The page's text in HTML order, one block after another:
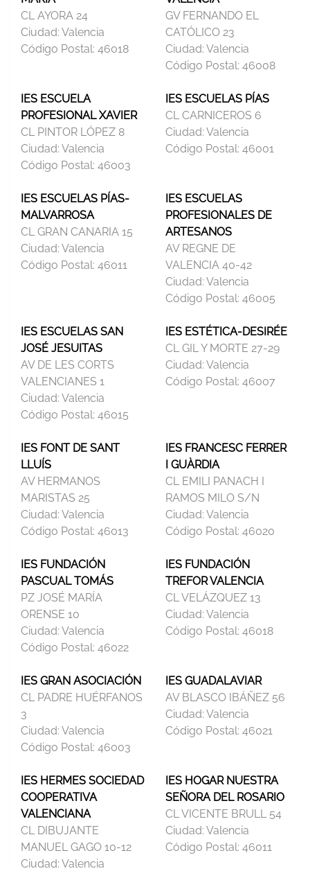
CL AYORA 24
Ciudad: Valencia
Código Postal: 46018
GV FERNANDO EL
CATÓLICO 23
Ciudad: Valencia
Código Postal: 46008
IES ESCUELA
PROFESIONAL XAVIER
CL PINTOR LÓPEZ 8
Ciudad: Valencia
Código Postal: 46003
IES ESCUELAS PÍAS
CL CARNICEROS 6
Ciudad: Valencia
Código Postal: 46001
IES ESCUELAS PÍAS-
MALVARROSA
CL GRAN CANARIA 15
Ciudad: Valencia
Código Postal: 46011
IES ESCUELAS
PROFESIONALES DE
ARTESANOS
AV REGNE DE
VALENCIA 40-42
Ciudad: Valencia
Código Postal: 46005
IES ESCUELAS SAN
JOSÉ JESUITAS
AV DE LES CORTS
VALENCIANES 1
Ciudad: Valencia
Código Postal: 46015
IES ESTÉTICA-DESIRÉE
CL GIL Y MORTE 27-29
Ciudad: Valencia
Código Postal: 46007
IES FONT DE SANT
LLUÍS
AV HERMANOS
MARISTAS 25
Ciudad: Valencia
Código Postal: 46013
IES FRANCESC FERRER
I GUÀRDIA
CL EMILI PANACH I
RAMOS MILO S/N
Ciudad: Valencia
Código Postal: 46020
IES FUNDACIÓN
PASCUAL TOMÁS
PZ JOSÉ MARÍA
ORENSE 10
Ciudad: Valencia
Código Postal: 46022
IES FUNDACIÓN
TREFOR VALENCIA
CL VELÁZQUEZ 13
Ciudad: Valencia
Código Postal: 46018
IES GRAN ASOCIACIÓN
CL PADRE HUÉRFANOS
3
Ciudad: Valencia
Código Postal: 46003
IES GUADALAVIAR
AV BLASCO IBÁÑEZ 56
Ciudad: Valencia
Código Postal: 46021
IES HERMES SOCIEDAD
COOPERATIVA
VALENCIANA
CL DIBUJANTE
MANUEL GAGO 10-12
Ciudad: Valencia
IES HOGAR NUESTRA
SEÑORA DEL ROSARIO
CL VICENTE BRULL 54
Ciudad: Valencia
Código Postal: 46011